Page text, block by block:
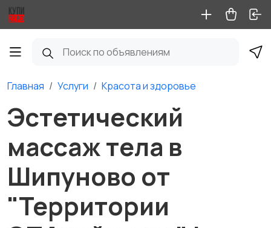
Главная Услуги Красота и здоровье
Эстетический
массаж тела в
Шипуново от
"Территории